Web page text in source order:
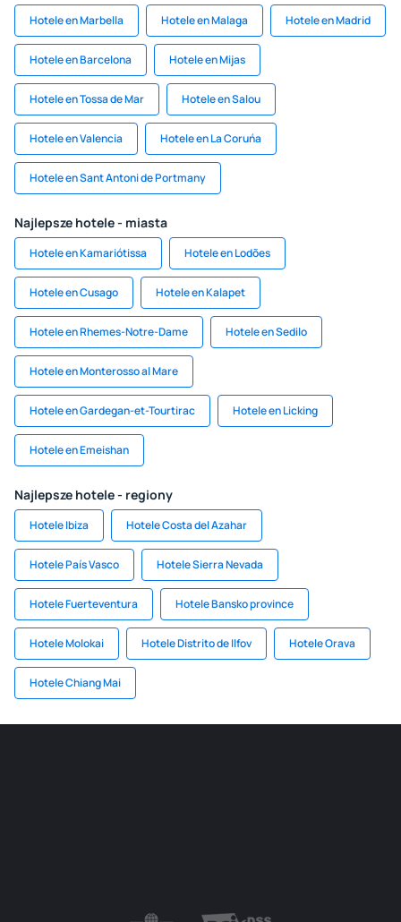
Hotele en Marbella Hotele en Malaga Hotele en Madrid
Hotele en Barcelona Hotele en Mijas
Hotele en Tossa de Mar Hotele en Salou
Hotele en Valencia Hotele en La Coruńa
Hotele en Sant Antoni de Portmany
Najlepsze hotele - miasta
Hotele en Kamariótissa Hotele en Lodões
Hotele en Cusago Hotele en Kalapet
Hotele en Rhemes-Notre-Dame Hotele en Sedilo
Hotele en Monterosso al Mare
Hotele en Gardegan-et-Tourtirac Hotele en Licking
Hotele en Emeishan
Najlepsze hotele - regiony
Hotele Ibiza Hotele Costa del Azahar
Hotele País Vasco Hotele Sierra Nevada
Hotele Fuerteventura Hotele Bansko province
Hotele Molokai Hotele Distrito de Ilfov Hotele Orava
Hotele Chiang Mai